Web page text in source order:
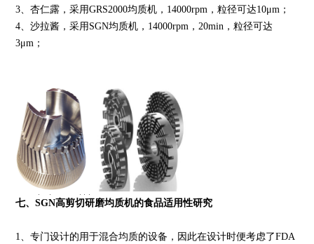
3、杏仁露，采用GRS2000均质机，14000rpm，粒径可达10μm；
4、沙拉酱，采用SGN均质机，14000rpm，20min，粒径可达
3μm；
七、SGN高剪切研磨均质机的食品适用性研究
1、专门设计的用于混合均质的设备，因此在设计时便考虑了FDA